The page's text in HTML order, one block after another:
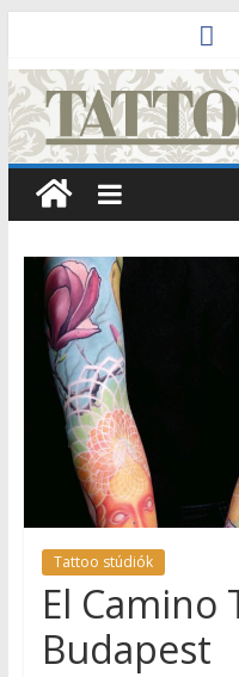
Tattoo stúdiók
El Camino
Budapest